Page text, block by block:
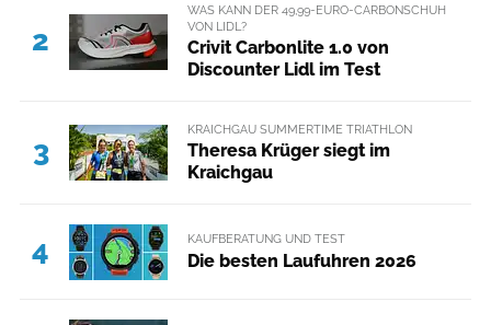
2
WAS KANN DER 49,99-EURO-CARBONSCHUH
VON LIDL?
Crivit Carbonlite 1.0 von
Discounter Lidl im Test
3
KRAICHGAU SUMMERTIME TRIATHLON
Theresa Krüger siegt im
Kraichgau
4 KAUFBERATUNG UND TEST
Die besten Laufuhren 2026